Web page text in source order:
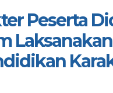
Peserta
Laksanakan